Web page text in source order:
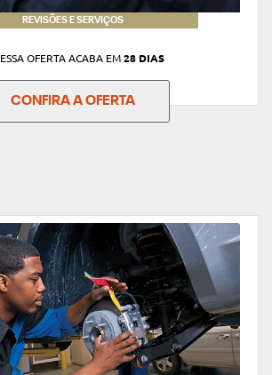
REVISÕES E SERVIÇOS
ESSA OFERTA ACABA EM28 DIAS
CONFIRA A OFERTA